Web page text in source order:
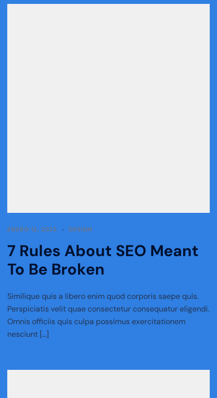
ENERO 12, 2022 DESIGN
7 Rules About SEO Meant
To Be Broken
Similique quis a libero enim quod corporis saepe quis.
Perspiciatis velit quae consectetur consequatur eligendi.
Omnis officiis quis culpa possimus exercitationem
nesciunt […]